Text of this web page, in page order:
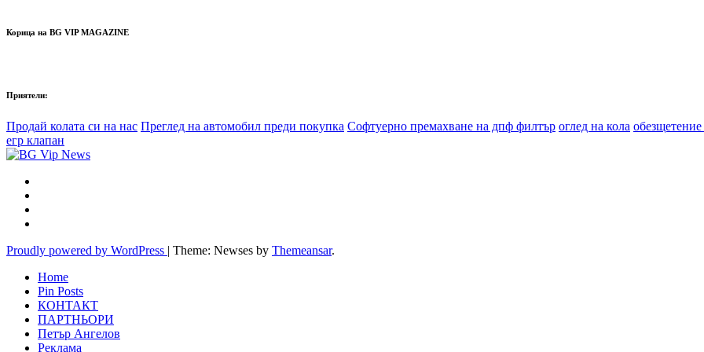
Корица на BG VIP MAGAZINE
Приятели:
Продай колата си на нас Преглед на автомобил преди покупка Софтуерно премахване на дпф филтър оглед на кола
егр клапан
Proudly powered by WordPress | Theme: Newses by Themeansar.
Home
Pin Posts
КОНТАКТ
ПАРТНЬОРИ
Петър Ангелов
Реклама